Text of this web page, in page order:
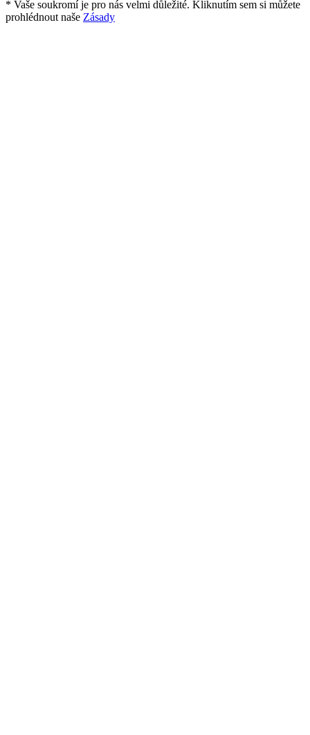
* Vaše soukromí je pro nás velmi důležité. Kliknutím sem si můžete
prohlédnout naše Zásady